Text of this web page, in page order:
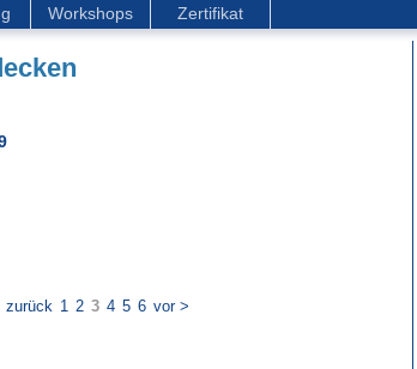
Workshops Zertifikat
zurück 1 2 3 4 5 6 vor >